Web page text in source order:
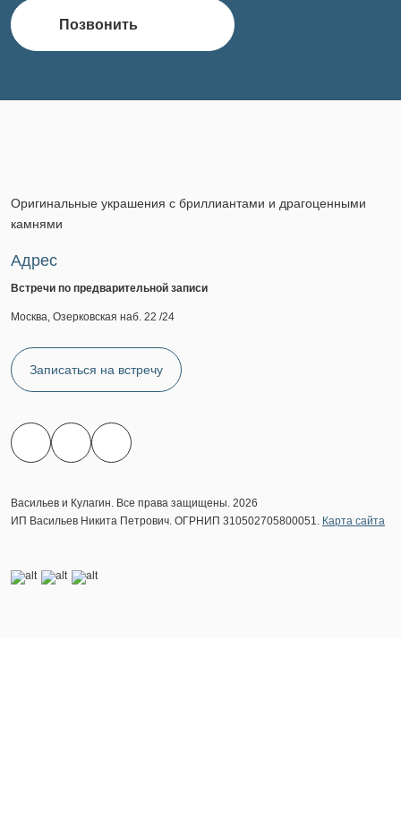
Позвонить
Оригинальные украшения с бриллиантами и драгоценными
камнями
Адрес
Встречи по предварительной записи
Москва, Озерковская наб. 22 /24
Записаться на встречу
Васильев и Кулагин. Все права защищены. 2026
ИП Васильев Никита Петрович. ОГРНИП 310502705800051. Карта сайта